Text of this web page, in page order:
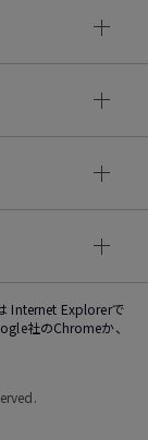
Internet Explorerで
社のChromeか、